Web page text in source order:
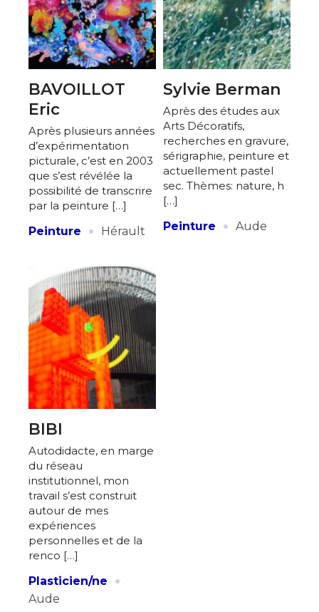
BAVOILLOT
Eric
Après plusieurs années
d’expérimentation
picturale, c’est en 2003
que s’est révélée la
possibilité de transcrire
par la peinture […]
Peinture
· Hérault
Sylvie Berman
Après des études aux
Arts Décoratifs,
recherches en gravure,
sérigraphie, peinture et
actuellement pastel
sec. Thèmes: nature, h
[…]
Peinture
· Aude
BIBI
Autodidacte, en marge
du réseau
institutionnel, mon
travail s’est construit
autour de mes
expériences
personnelles et de la
renco […]
Plasticien/ne
·
Aude